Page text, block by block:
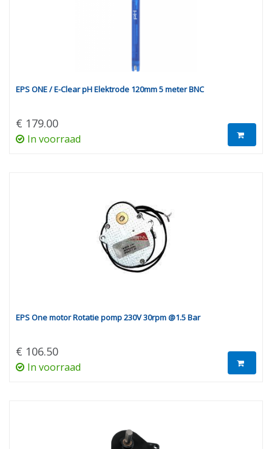
EPS ONE / E-Clear pH Elektrode 120mm 5 meter BNC
€ 179.00
In voorraad
EPS One motor Rotatie pomp 230V 30rpm @1.5 Bar
€ 106.50
In voorraad